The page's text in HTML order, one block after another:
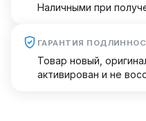
Наличными при
ГАРАНТИЯ
Товар новый,
активирован и не